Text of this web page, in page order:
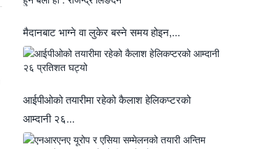
मैदानबाट भाग्ने वा लुकेर बस्ने समय होइन,...
आईपीओको तयारीमा रहेको कैलाश हेलिकप्टरको
आम्दानी २६...